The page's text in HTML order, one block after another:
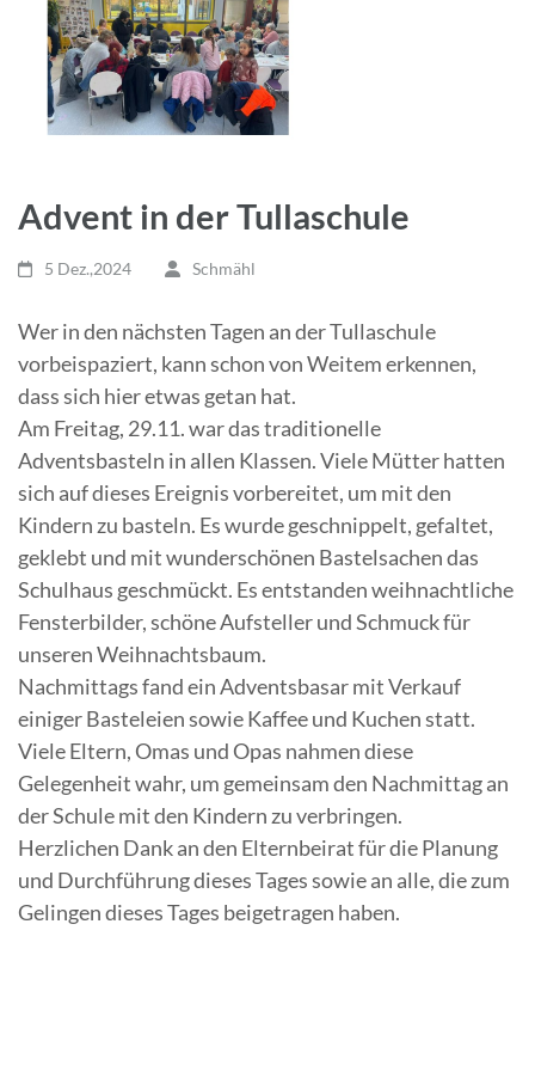
Advent in der Tullaschule
5 Dez.,2024 Schmähl
Wer in den nächsten Tagen an der Tullaschule
vorbeispaziert, kann schon von Weitem erkennen,
dass sich hier etwas getan hat.
Am Freitag, 29.11. war das traditionelle
Adventsbasteln in allen Klassen. Viele Mütter hatten
sich auf dieses Ereignis vorbereitet, um mit den
Kindern zu basteln. Es wurde geschnippelt, gefaltet,
geklebt und mit wunderschönen Bastelsachen das
Schulhaus geschmückt. Es entstanden weihnachtliche
Fensterbilder, schöne Aufsteller und Schmuck für
unseren Weihnachtsbaum.
Nachmittags fand ein Adventsbasar mit Verkauf
einiger Basteleien sowie Kaffee und Kuchen statt.
Viele Eltern, Omas und Opas nahmen diese
Gelegenheit wahr, um gemeinsam den Nachmittag an
der Schule mit den Kindern zu verbringen.
Herzlichen Dank an den Elternbeirat für die Planung
und Durchführung dieses Tages sowie an alle, die zum
Gelingen dieses Tages beigetragen haben.